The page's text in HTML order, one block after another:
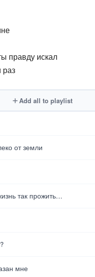
правду искал
раз
Add all to playlist
от земли
так прожить…
мне